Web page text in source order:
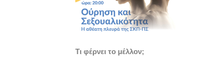
Τι φέρνει το μέλλον;